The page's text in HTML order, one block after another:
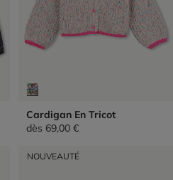
Cardigan En Tricot
dès 69,00 €
NOUVEAUTÉ